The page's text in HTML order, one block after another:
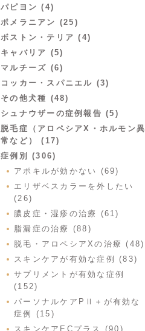
パピヨン (4)
ポメラニアン (25)
ボストン・テリア (4)
キャバリア (5)
マルチーズ (6)
コッカー・スパニエル (3)
その他犬種 (48)
シュナウザーの症例報告 (5)
脱毛症（アロペシアX・ホルモン異
常など） (17)
症例別 (306)
アポキルが効かない (69)
エリザベスカラーを外したい
(26)
膿皮症・湿疹の治療 (61)
脂漏症の治療 (88)
脱毛・アロペシアXの治療 (48)
スキンケアが有効な症例 (83)
サプリメントが有効な症例
(152)
パーソナルケアPⅡ＋が有効な
症例 (15)
スキンケアECプラス (90)